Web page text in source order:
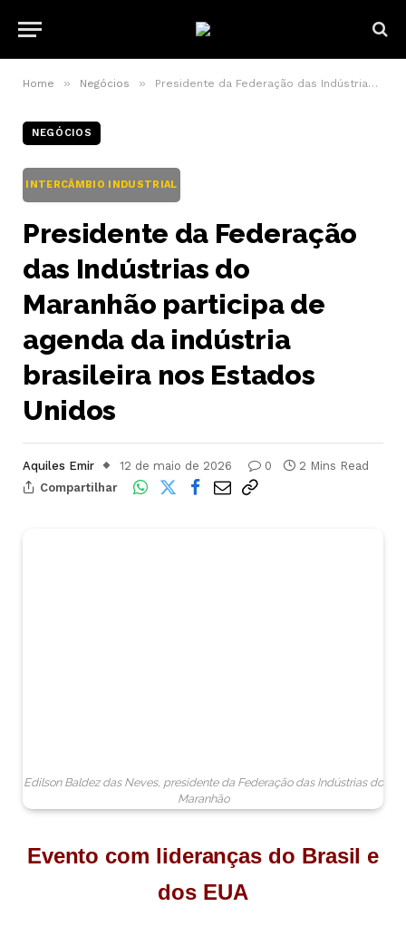
Home » Negócios » Presidente da Federação das Indústrias do Maranhão participa de agenda da indústria brasileira nos Estados Unidos
NEGÓCIOS
INTERCÂMBIO INDUSTRIAL
Presidente da Federação
das Indústrias do
Maranhão participa de
agenda da indústria
brasileira nos Estados
Unidos
Aquiles Emir 12 de maio de 2026 0
2 Mins Read
Compartilhar
Edilson Baldez das Neves, presidente da Federação das Indústrias do
Maranhão
Evento com lideranças do Brasil e
dos EUA